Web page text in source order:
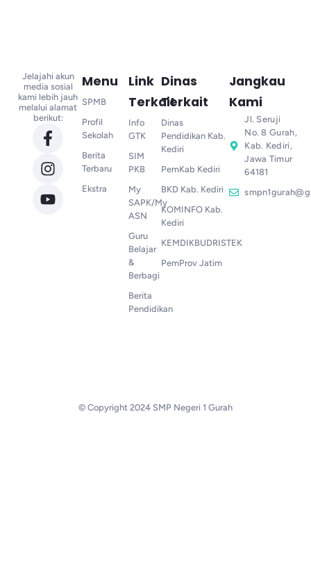
Jelajahi akun
media sosial
kami lebih jauh
melalui alamat
berikut:
Menu
SPMB
Profil
Sekolah
Berita
Terbaru
Ekstra
Link
Terkait
Info
GTK
SIM
PKB
My
SAPK/My
ASN
Guru
Belajar
&
Berbagi
Berita
Pendidikan
Dinas
Terkait
Dinas
Pendidikan Kab.
Kediri
PemKab Kediri
BKD Kab. Kediri
KOMINFO Kab.
Kediri
KEMDIKBUDRISTEK
PemProv Jatim
Jangkau
Kami
Jl. Seruji
No. 8 Gurah,
Kab. Kediri,
Jawa Timur
64181
© Copyright 2024 SMP Negeri 1 Gurah